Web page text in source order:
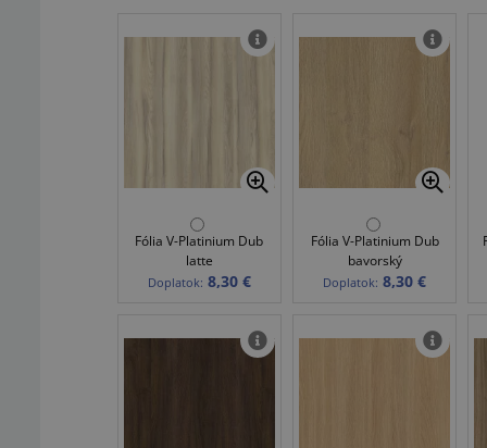
Fólia V-Platinium Dub
latte
Doplatok: 8,30 €
Fólia V-Platinium Dub
bavorský
Doplatok: 8,30 €